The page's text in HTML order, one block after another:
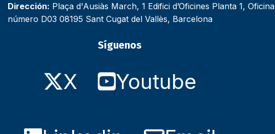
Dirección: Plaça d'Ausiàs March, 1 Edifici d’Oficines Planta 1, Oficina
número D03 08195 Sant Cugat del Vallès, Barcelona
Síguenos
X Youtube